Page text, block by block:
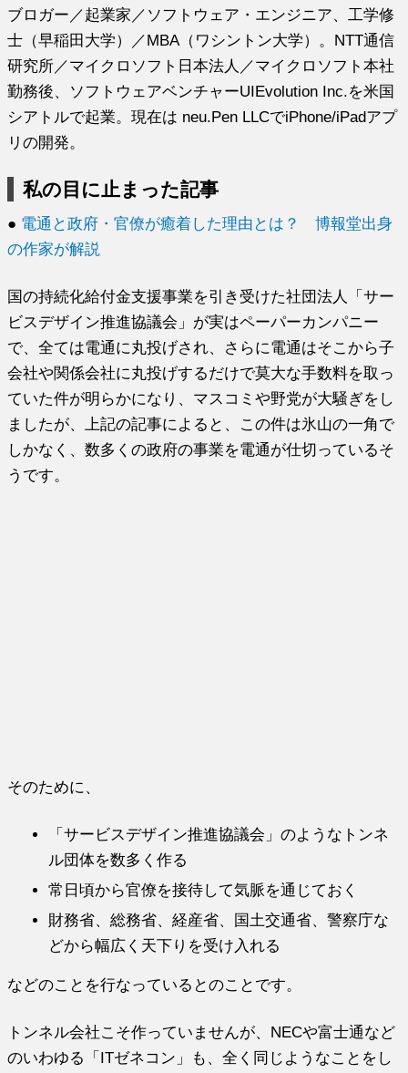
ブロガー／起業家／ソフトウェア・エンジニア、工学修
士（早稲田大学）／MBA（ワシントン大学）。NTT通信
研究所／マイクロソフト日本法人／マイクロソフト本社
勤務後、ソフトウェアベンチャーUIEvolution Inc.を米国
シアトルで起業。現在は neu.Pen LLCでiPhone/iPadアプ
リの開発。
私の目に止まった記事
● 電通と政府・官僚が癒着した理由とは？ 博報堂出身
の作家が解説
国の持続化給付金支援事業を引き受けた社団法人「サー
ビスデザイン推進協議会」が実はペーパーカンパニー
で、全ては電通に丸投げされ、さらに電通はそこから子
会社や関係会社に丸投げするだけで莫大な手数料を取っ
ていた件が明らかになり、マスコミや野党が大騒ぎをし
ましたが、上記の記事によると、この件は氷山の一角で
しかなく、数多くの政府の事業を電通が仕切っているそ
うです。
そのために、
「サービスデザイン推進協議会」のようなトンネ
ル団体を数多く作る
常日頃から官僚を接待して気脈を通じておく
財務省、総務省、経産省、国土交通省、警察庁な
どから幅広く天下りを受け入れる
などのことを行なっているとのことです。
トンネル会社こそ作っていませんが、NECや富士通など
のいわゆる「ITゼネコン」も、全く同じようなことをし